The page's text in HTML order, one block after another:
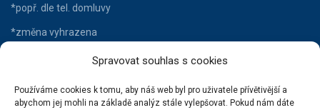
Spravovat souhlas s cookies
Používáme cookies k tomu, aby náš web byl pro uživatele přívětivější a
abychom jej mohli na základě analýz stále vylepšovat. Pokud nám dáte
*popř. dle tel. domluvy
*změna vyhrazena
HLAVNÍ KATEGORIE